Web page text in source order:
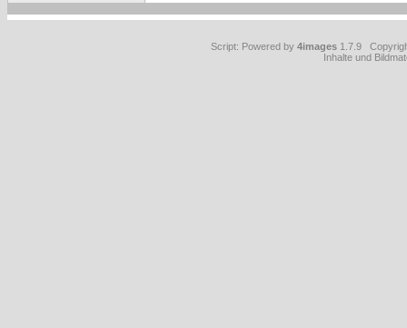
Script: Powered by 4images 1.7.9
Inhalte und